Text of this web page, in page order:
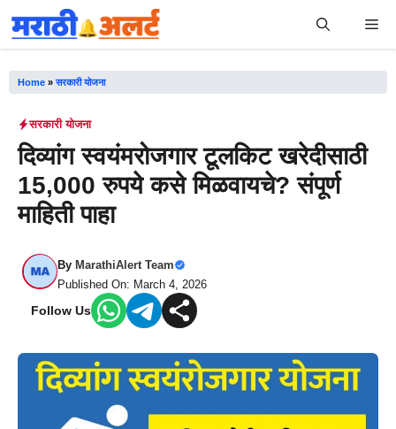
Skip
to
Home »सरकारी योजना
सरकारी योजना
दिव्यांग स्वयंमरोजगार टूलकिट खरेदीसाठी
15,000 रुपये कसे मिळवायचे? संपूर्ण
माहिती पाहा
By MarathiAlert Team
Published On: March 4, 2026
Follow Us